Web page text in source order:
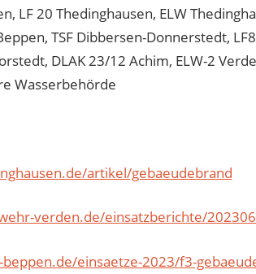
LF 20 Thedinghausen, ELW
TSF Dibbersen-Donnerstedt,
DLAK 23/12 Achim, ELW-2
Wasserbehörde
artikel/gebaeudebrand
verden.de/einsatzberichte/
einsaetze-2023/f3-